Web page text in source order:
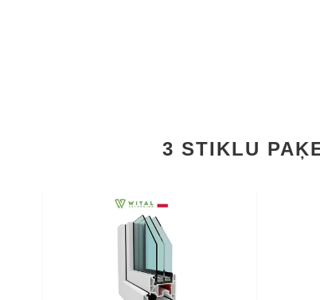
3 STIKLU
Energoefektīvs 6 kameru
Profila biezums: 80mm
Siltumizolējošs selektīvie
Energoefektīva 3 stiklu